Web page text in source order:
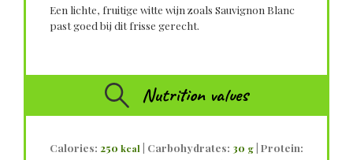
Een lichte, fruitige witte wijn zoals Sauvignon Blanc
past goed bij dit frisse gerecht.
Nutrition values
Calories: 250 kcal | Carbohydrates: 30 g | Protein: